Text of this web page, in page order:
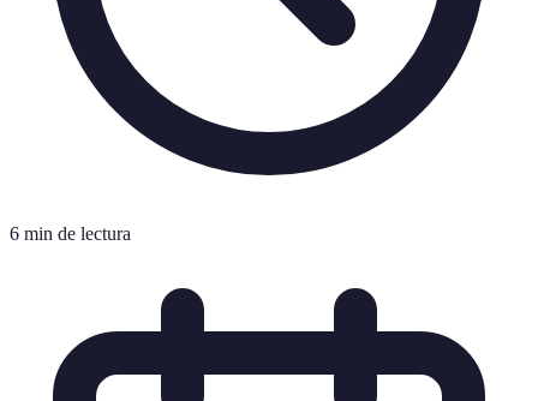
6 min de lectura